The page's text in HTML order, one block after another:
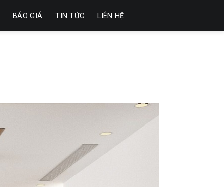
BÁO GIÁ TIN TỨC LIÊN HỆ